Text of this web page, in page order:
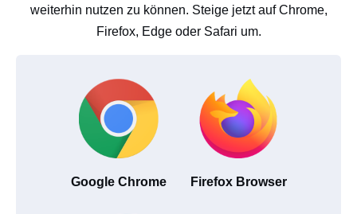
weiterhin nutzen zu können. Steige jetzt auf Chrome,
Firefox, Edge oder Safari um.
Google Chrome Firefox Browser